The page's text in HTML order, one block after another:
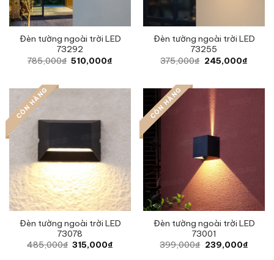
Đèn tường ngoài trời LED
73292
785,000₫ Original
price
510,000₫
Đèn tường ngoài trời LED
73255
375,000₫ Original
price
245,000₫
CÒN HÀNG
Đèn tường ngoài trời LED
73078
485,000₫ Original
price
315,000₫
CÒN HÀNG
Đèn tường ngoài trời LED
73001
399,000₫ Original
price
239,000₫